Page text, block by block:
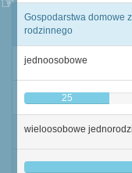
Gospodarstwa domowe
rodzinnego
jednoosobowe
25
wieloosobowe